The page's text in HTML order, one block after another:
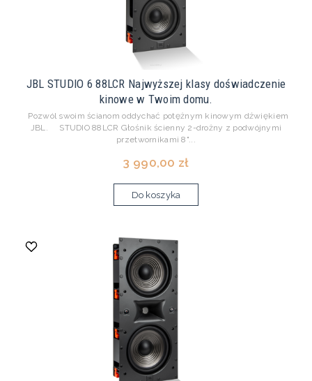
JBL STUDIO 6 88LCR Najwyższej klasy doświadczenie
kinowe w Twoim domu.
Pozwól swoim ścianom oddychać potężnym kinowym dźwiękiem
JBL. STUDIO 88LCR Głośnik ścienny 2-drożny z podwójnymi
przetwornikami 8"...
3 990,00 zł
Do koszyka